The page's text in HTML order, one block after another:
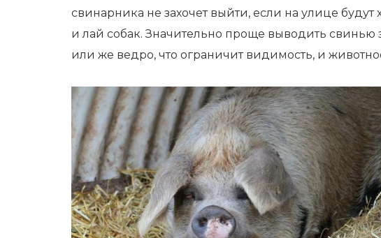
свинарника не захочет выйти, если на улице
и лай собак. Значительно проще выводить свинью
или же ведро, что ограничит видимость, и